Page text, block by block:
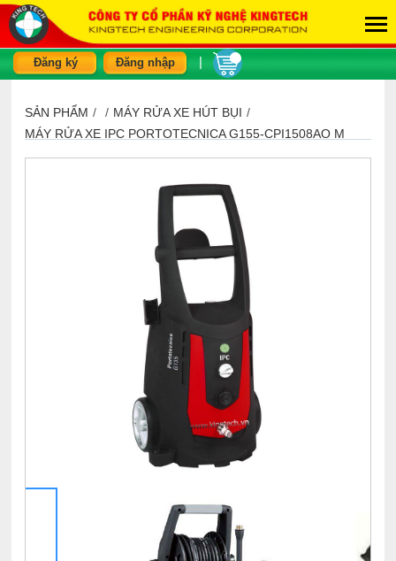
Đăng ký Đăng nhập
SẢN PHẨM / / MÁY RỬA XE HÚT BỤI /
MÁY RỬA XE IPC PORTOTECNICA G155-CPI1508AO M